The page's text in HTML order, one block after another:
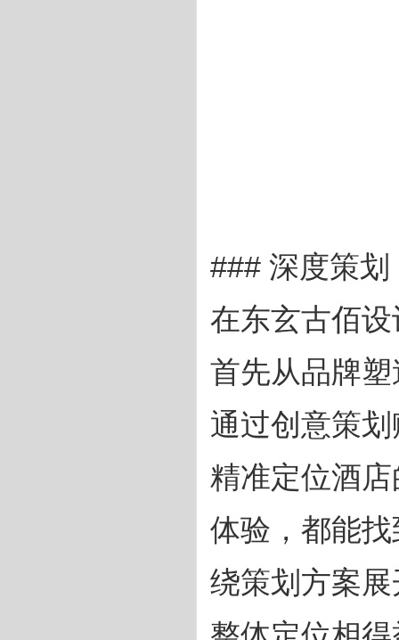
### 深度策
在东玄古佰
首先从品牌
通过创意策
精准定位酒
体验，都能
绕策划方案